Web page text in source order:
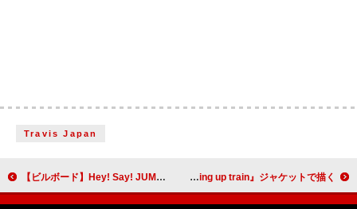
Travis Japan
【ビルボード】Hey! Say! JUMP『ハニカミ』23万枚でシングルセールス首位獲得 櫻坂46、想いが重なる瞬間を『The growing up train』ジャケットで描く